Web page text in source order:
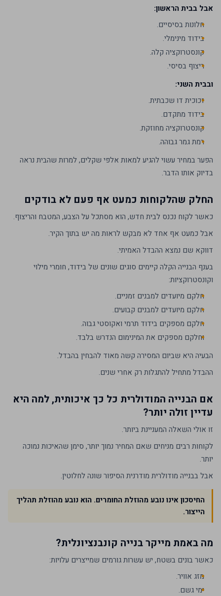
אבל בבית הראשון:
חלונות בסיסיים.
בידוד מינימלי.
קונסטרוקציה קלה.
ריצוף בסיסי.
ובבית השני:
זכוכית דו שכבתית.
בידוד מתקדם.
קונסטרוקציה מחוזקת.
רמת גמר גבוהה.
הפער במחיר עשוי להגיע למאות אלפי שקלים, למרות שהבית נראה
בדיוק אותו הדבר.
החלק שהלקוחות כמעט אף פעם לא בודקים
כאשר לקוח נכנס לבית חדש, הוא מסתכל על הצבע, המטבח והריצוף.
אבל כמעט אף אחד לא מבקש לראות מה יש בתוך הקיר.
דווקא שם נמצא ההבדל האמיתי.
בענף הבנייה הקלה קיימים סוגים שונים של בידוד, חומרי מילוי
וקונסטרוקציות:
חלקם מיועדים למבנים זמניים.
חלקם מיועדים למבנים קבועים.
חלקם מספקים בידוד תרמי ואקוסטי גבוה.
וחלקם מספקים את המינימום הנדרש בלבד.
הבעיה היא שביום המסירה קשה מאוד להבחין בהבדל.
ההבדל מתחיל להתגלות רק אחרי שנים.
אם הבנייה המודולרית כל כך איכותית, למה היא
עדיין זולה יותר?
זו אולי השאלה המעניינת ביותר.
לקוחות רבים מניחים שאם המחיר נמוך יותר, סימן שהאיכות נמוכה
יותר.
אבל בבנייה מודולרית מודרנית הסיפור שונה לחלוטין.
החיסכון אינו נובע מהוזלת החומרים. הוא נובע מהוזלת תהליך
הייצור.
מה באמת מייקר בנייה קונבנציונלית?
כאשר בונים בשטח, יש עשרות גורמים שמייצרים עלויות:
מזג אוויר.
ימי גשם.